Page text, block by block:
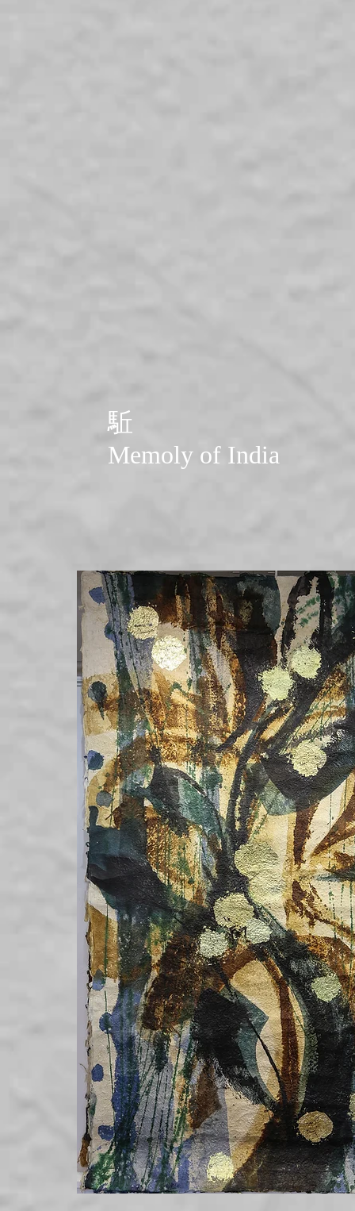
駈
​Memoly of India